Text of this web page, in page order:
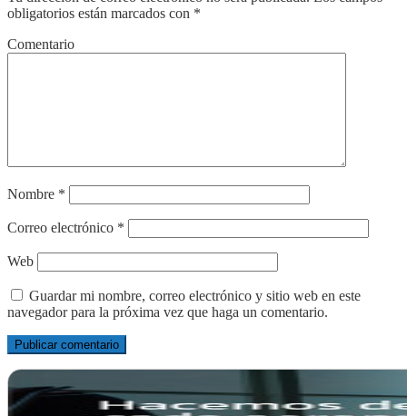
obligatorios están marcados con *
Comentario
Nombre *
Correo electrónico *
Web
Guardar mi nombre, correo electrónico y sitio web en este
navegador para la próxima vez que haga un comentario.